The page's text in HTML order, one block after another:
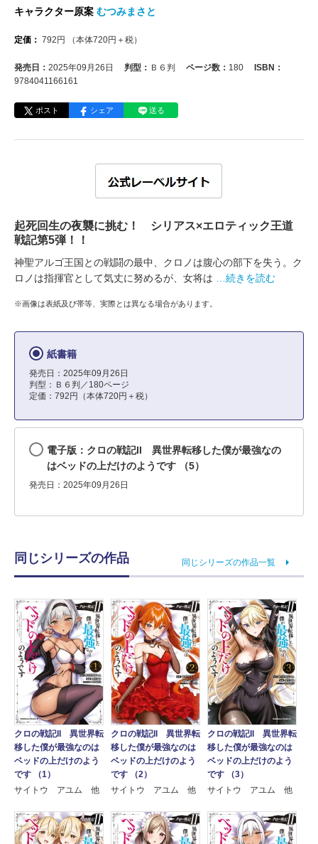
キャラクター原案 むつみまさと
定価： 792 円 （本体720円＋税）
発売日： 2025年09月26日 判型： Ｂ６判 ページ数： 180
ISBN：
9784041166161
ポスト シェア 送る
起死回生の夜襲に挑む！ シリアス×エロティック王道
戦記第5弾！！
神聖アルゴ王国との戦闘の最中、クロノは腹心の部下を失う。ク
ロノは指揮官として気丈に努めるが、女将は
…続きを読む
※画像は表紙及び帯等、実際とは異なる場合があります。
紙書籍
発売日：2025年09月26日
判型：Ｂ６判／180ページ
定価：792円（本体720円＋税）
電子版：クロの戦記II 異世界転移した僕が最強なの
はベッドの上だけのようです （5）
発売日：2025年09月26日
同じシリーズの作品 同じシリーズの作品一覧
クロの戦記II 異世界転
移した僕が最強なのは
ベッドの上だけのよう
です （1）
サイトウ アユム 他
クロの戦記II 異世界転
移した僕が最強なのは
ベッドの上だけのよう
です （2）
サイトウ アユム 他
クロの戦記II 異世界転
移した僕が最強なのは
ベッドの上だけのよう
です （3）
サイトウ アユム 他